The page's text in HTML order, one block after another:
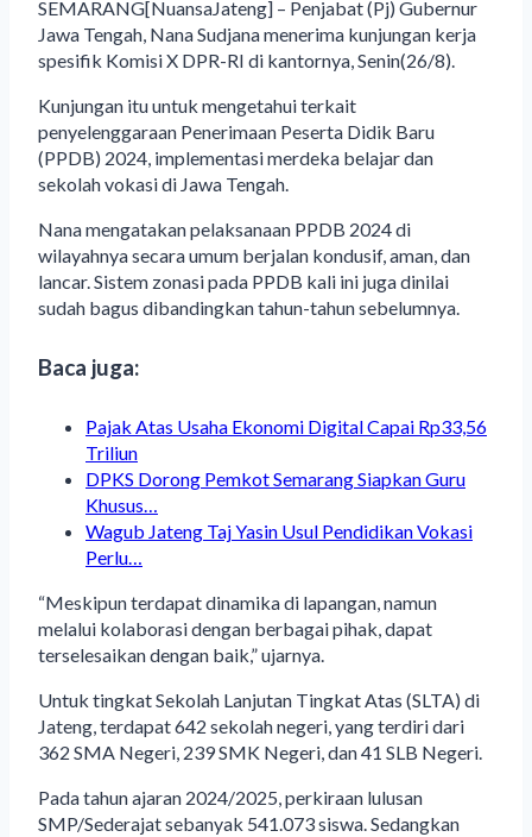
SEMARANG[NuansaJateng] – Penjabat (Pj) Gubernur
Jawa Tengah, Nana Sudjana menerima kunjungan kerja
spesifik Komisi X DPR-RI di kantornya, Senin(26/8).
Kunjungan itu untuk mengetahui terkait
penyelenggaraan Penerimaan Peserta Didik Baru
(PPDB) 2024, implementasi merdeka belajar dan
sekolah vokasi di Jawa Tengah.
Nana mengatakan pelaksanaan PPDB 2024 di
wilayahnya secara umum berjalan kondusif, aman, dan
lancar. Sistem zonasi pada PPDB kali ini juga dinilai
sudah bagus dibandingkan tahun-tahun sebelumnya.
Baca juga:
Pajak Atas Usaha Ekonomi Digital Capai Rp33,56
Triliun
DPKS Dorong Pemkot Semarang Siapkan Guru
Khusus…
Wagub Jateng Taj Yasin Usul Pendidikan Vokasi
Perlu…
“Meskipun terdapat dinamika di lapangan, namun
melalui kolaborasi dengan berbagai pihak, dapat
terselesaikan dengan baik,” ujarnya.
Untuk tingkat Sekolah Lanjutan Tingkat Atas (SLTA) di
Jateng, terdapat 642 sekolah negeri, yang terdiri dari
362 SMA Negeri, 239 SMK Negeri, dan 41 SLB Negeri.
Pada tahun ajaran 2024/2025, perkiraan lulusan
SMP/Sederajat sebanyak 541.073 siswa. Sedangkan